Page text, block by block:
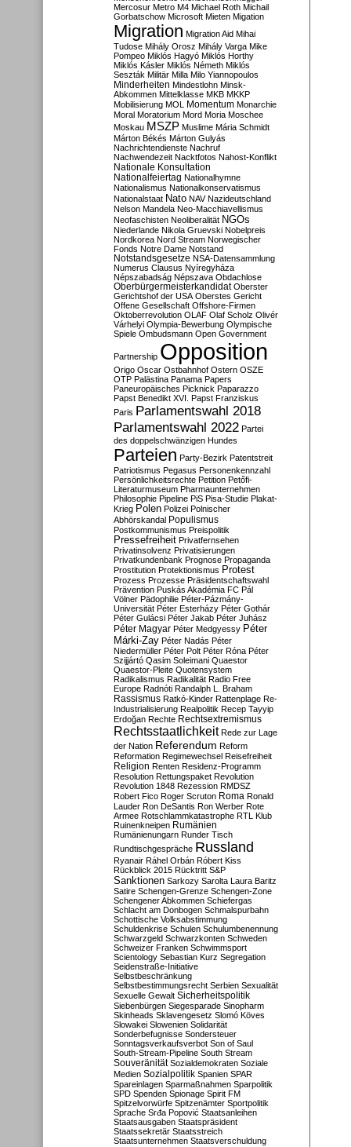
Mercosur Metro M4 Michael Roth Michail
Gorbatschow Microsoft Mieten Migation
Migration Migration Aid Mihai
Tudose Mihály Orosz Mihály Varga Mike
Pompeo Miklós Hagyó Miklós Horthy
Miklós Kásler Miklós Németh Miklós
Seszták Militär Milla Milo Yiannopoulos
Minderheiten Mindestlohn Minsk-
Abkommen Mittelklasse MKB MKKP
Mobilisierung MOL Momentum Monarchie
Moral Moratorium Mord Moria Moschee
Moskau MSZP Muslime Mária Schmidt
Márton Békés Márton Gulyás
Nachrichtendienste Nachruf
Nachwendezeit Nacktfotos Nahost-Konflikt
Nationale Konsultation
Nationalfeiertag Nationalhymne
Nationalismus Nationalkonservatismus
Nationalstaat Nato NAV Nazideutschland
Nelson Mandela Neo-Macchiavellismus
Neofaschisten Neoliberalität NGOs
Niederlande Nikola Gruevski Nobelpreis
Nordkorea Nord Stream Norwegischer
Fonds Notre Dame Notstand
Notstandsgesetze NSA-Datensammlung
Numerus Clausus Nyíregyháza
Népszabadság Népszava Obdachlose
Oberbürgermeisterkandidat Oberster
Gerichtshof der USA Oberstes Gericht
Offene Gesellschaft Offshore-Firmen
Oktoberrevolution OLAF Olaf Scholz Olivér
Várhelyi Olympia-Bewerbung Olympische
Spiele Ombudsmann Open Government
Partnership Opposition
Origo Oscar Ostbahnhof Ostern OSZE
OTP Palästina Panama Papers
Paneuropäisches Picknick Paparazzo
Papst Benedikt XVI. Papst Franziskus
Paris Parlamentswahl 2018
Parlamentswahl 2022 Partei
des doppelschwänzigen Hundes
Parteien Party-Bezirk Patentstreit
Patriotismus Pegasus Personenkennzahl
Persönlichkeitsrechte Petition Petőfi-
Literaturmuseum Pharmaunternehmen
Philosophie Pipeline PiS Pisa-Studie Plakat-
Krieg Polen Polizei Polnischer
Abhörskandal Populismus
Postkommunismus Preispolitik
Pressefreiheit Privatfernsehen
Privatinsolvenz Privatisierungen
Privatkundenbank Prognose Propaganda
Prostitution Protektionismus Protest
Prozess Prozesse Präsidentschaftswahl
Prävention Puskás Akadémia FC Pál
Völner Pädophilie Péter-Pázmány-
Universität Péter Esterházy Péter Gothár
Péter Gulácsi Péter Jakab Péter Juhász
Péter Magyar Péter Medgyessy Péter
Márki-Zay Péter Nadás Péter
Niedermüller Péter Polt Péter Róna Péter
Szijjártó Qasim Soleimani Quaestor
Quaestor-Pleite Quotensystem
Radikalismus Radikalität Radio Free
Europe Radnóti Randalph L. Braham
Rassismus Ratkó-Kinder Rattenplage Re-
Industrialisierung Realpolitik Recep Tayyip
Erdoğan Rechte Rechtsextremismus
Rechtsstaatlichkeit Rede zur Lage
der Nation Referendum Reform
Reformation Regimewechsel Reisefreiheit
Religion Renten Residenz-Programm
Resolution Rettungspaket Revolution
Revolution 1848 Rezession RMDSZ
Robert Fico Roger Scruton Roma Ronald
Lauder Ron DeSantis Ron Werber Rote
Armee Rotschlammkatastrophe RTL Klub
Ruinenkneipen Rumänien
Rumänienungarn Runder Tisch
Rundtischgespräche Russland
Ryanair Ráhel Orbán Róbert Kiss
Rückblick 2015 Rücktritt S&P
Sanktionen Sarkozy Sarolta Laura Baritz
Satire Schengen-Grenze Schengen-Zone
Schengener Abkommen Schiefergas
Schlacht am Donbogen Schmalspurbahn
Schottische Volksabstimmung
Schuldenkrise Schulen Schulumbenennung
Schwarzgeld Schwarzkonten Schweden
Schweizer Franken Schwimmsport
Scientology Sebastian Kurz Segregation
Seidenstraße-Initiative
Selbstbeschränkung
Selbstbestimmungsrecht Serbien Sexualität
Sexuelle Gewalt Sicherheitspolitik
Siebenbürgen Siegesparade Sinopharm
Skinheads Sklavengesetz Slomó Köves
Slowakei Slowenien Solidarität
Sonderbefugnisse Sondersteuer
Sonntagsverkaufsverbot Son of Saul
South-Stream-Pipeline South Stream
Souveränität Sozialdemokraten Soziale
Medien Sozialpolitik Spanien SPAR
Spareinlagen Sparmaßnahmen Sparpolitik
SPD Spenden Spionage Spirit FM
Spitzelvorwürfe Spitzenämter Sportpolitik
Sprache Srđa Popović Staatsanleihen
Staatsausgaben Staatspräsident
Staatssekretär Staatsstreich
Staatsunternehmen Staatsverschuldung